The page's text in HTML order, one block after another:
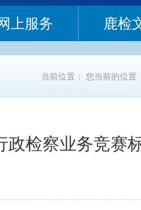
上服务 鹿检
当前位置： 您当前的位置
检察业务竞赛